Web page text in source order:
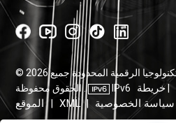
© 2026 شركة قوانغتشو يوتشونغ للتكنولوجيا الرقمية المحدودة جميع
الحقوق محفوظة .
خريطة
الموقع
XML | سياسة الخصوصية